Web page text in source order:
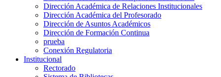
Dirección Académica de Relaciones Institucionales
Dirección Académica del Profesorado
Dirección de Asuntos Académicos
Dirección de Formación Continua
prueba
Conexión Regulatoria
Institucional
Rectorado